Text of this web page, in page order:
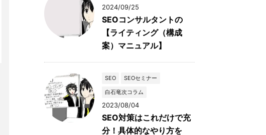
2024/09/25
SEOコンサルタントの
【ライティング（構成
案）マニュアル】
SEO
SEOセミナー
白石竜次コラム
2023/08/04
SEO対策はこれだけで充
分！具体的なやり方を